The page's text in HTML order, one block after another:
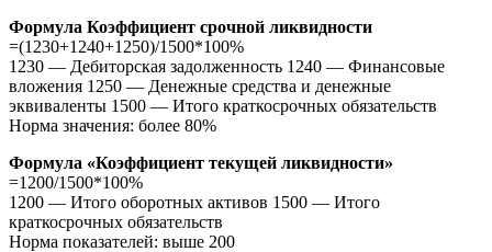
Формула Коэффициент срочной ликвидности
=(1230+1240+1250)/1500*100%
1230 — Дебиторская задолженность 1240 — Финансовые
вложения 1250 — Денежные средства и денежные
эквиваленты 1500 — Итого краткосрочных обязательств
Норма значения: более 80%
Формула «Коэффициент текущей ликвидности»
=1200/1500*100%
1200 — Итого оборотных активов 1500 — Итого
краткосрочных обязательств
Норма показателей: выше 200